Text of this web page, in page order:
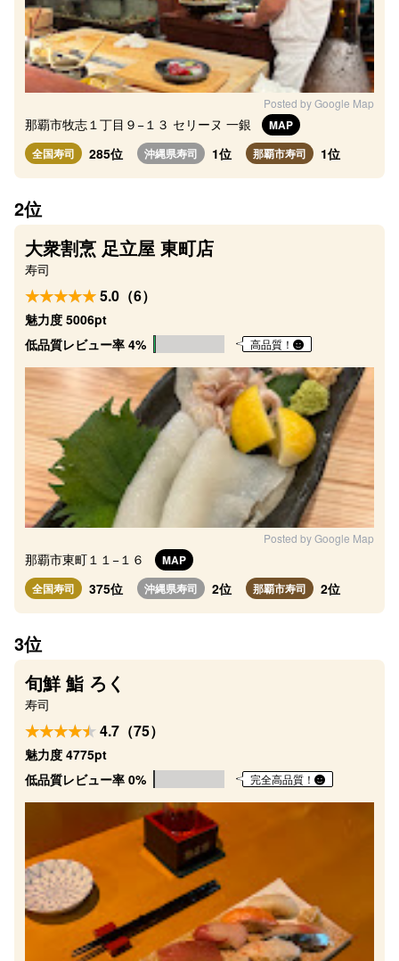
Posted by Google Map
那覇市牧志１丁目９−１３ セリーヌ 一銀
MAP
全国寿司
285位 沖縄県寿司 1位 那覇市寿司 1位
2位
大衆割烹 足立屋 東町店
寿司
5.0（6）
魅力度 5006pt
低品質レビュー率 4%
高品質！
Posted by Google Map
那覇市東町１１−１６
MAP
全国寿司
375位 沖縄県寿司 2位 那覇市寿司 2位
3位
旬鮮 鮨 ろく
寿司
4.7（75）
魅力度 4775pt
低品質レビュー率 0%
完全高品質！